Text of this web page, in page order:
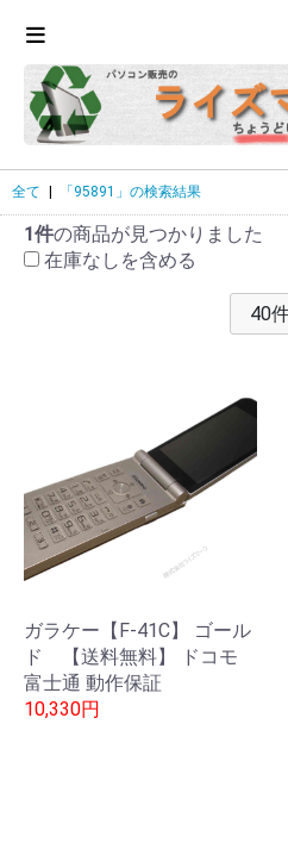
全て 「95891」の検索結果
1件の商品が見つかりました
在庫なしを含める
ガラケー【F-41C】 ゴール
ド 【送料無料】 ドコモ
富士通 動作保証
10,330円